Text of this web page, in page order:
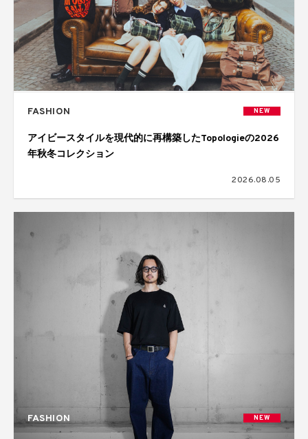
FASHION NEW
アイビースタイルを現代的に再構築したTopologieの2026
年秋冬コレクション
2026.08.05
FASHION NEW